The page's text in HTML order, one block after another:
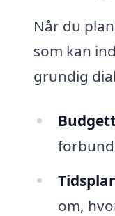
Når du
som kan
grundig
om,